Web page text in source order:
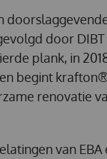
door
plank, in
begint
renovatie
van